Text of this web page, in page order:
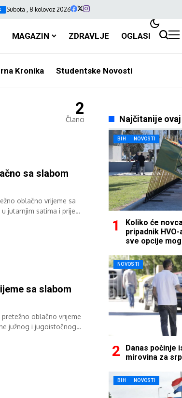
Subota , 8 kolovoz 2026
MAGAZIN ZDRAVLJE OGLASI
Kronika Studentske Novosti
2
Članci
sa slabom
oblačno vrijeme sa
jutarnjim satima i prije
sa slabom
oblačno vrijeme
južnog i jugoistočnog
Najčitanije
BIH NOVOSTI
Koliko će
pripadnik
sve opcije
NOVOSTI
Danas počinje
mirovina za
BIH NOVOSTI